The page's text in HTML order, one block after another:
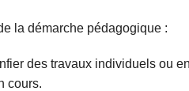
la démarche pédagogique :
des travaux individuels ou
cours.